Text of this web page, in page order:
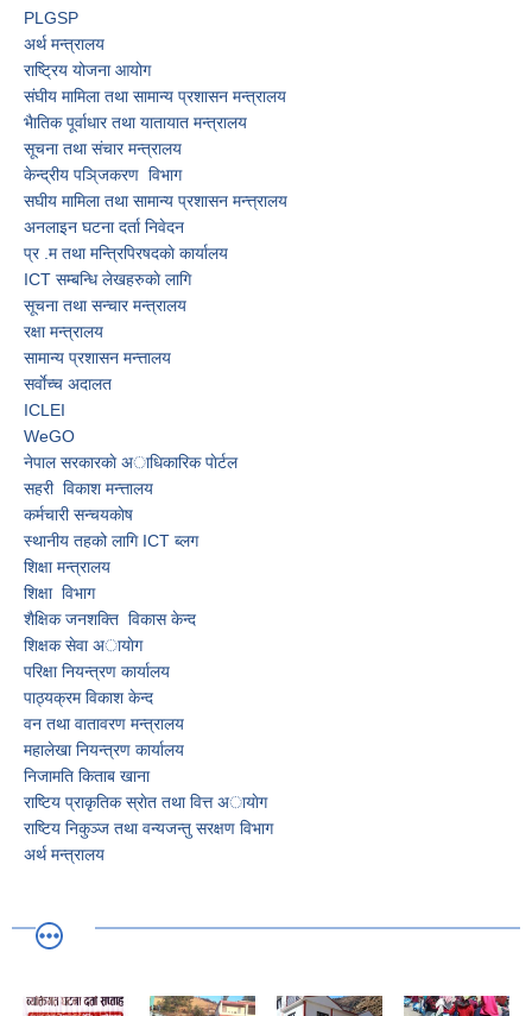
PLGSP
अर्थ मन्त्रालय
राष्ट्रिय योजना आयोग
संघीय मामिला तथा सामान्य प्रशासन मन्त्रालय
भैातिक पूर्वाधार तथा यातायात मन्त्रालय
सूचना तथा संचार मन्त्रालय
केन्द्रीय पञि्जकरण विभाग
स‌घीय मामिला तथा सामान्य प्रशासन मन्त्त्रालय
अनलाइन घटना दर्ता निवेदन
प्र‍ .म तथा मन्त्रिपिरषदकाे कार्यालय
ICT सम्बन्धि लेखहरुकाे लागि
सूचना तथा सन्चार मन्त्रालय
रक्षा मन्त्रालय
सामान्य प्रशासन मन्त्तालय
सर्वाेच्च अदालत
ICLEI
WeGO
नेपाल सरकारकाे अाधिकारिक पाेर्टल
सहरी विकाश मन्त्तालय
कर्मचारी सन्चयकाेष
स्थानीय तहको लागि ICT ब्लग
शिक्षा मन्त्रालय
शिक्षा विभाग
शैक्षिक जनशक्ति विकास केन्द
शिक्षक सेवा अायाेग
परिक्षा नियन्त्रण कार्यालय
पाठ्यक्रम विकाश केन्द
वन तथा वातावरण मन्त्रालय
महालेखा नियन्त्रण कार्यालय
निजामति किताब खाना
राष्टिय प्राकृतिक स्राेत तथा वित्त अायाेग
राष्टिय निकुञ्ज तथा वन्यजन्तु स‌रक्षण विभाग
अर्थ मन्त्रालय